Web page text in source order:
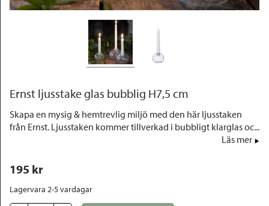
Ernst ljusstake glas bubblig H7,5 cm
Skapa en mysig & hemtrevlig miljö med den här ljusstaken
från Ernst. Ljusstaken kommer tillverkad i bubbligt klarglas oc...
Läs mer
195 kr
Lagervara 2-5 vardagar